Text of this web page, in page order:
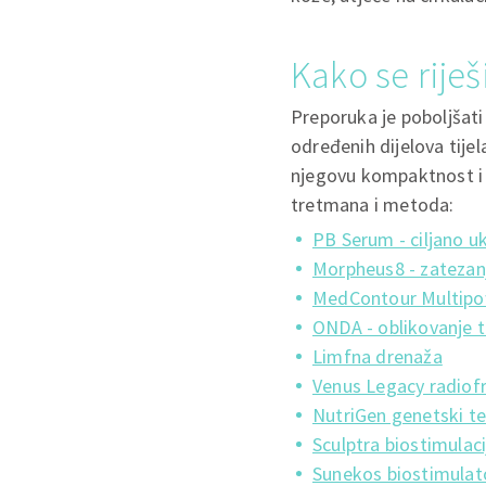
Kako se
Preporuka je
određenih dijelova
njegovu kompaktnost
tretmana i metoda:
PB Serum - ciljano
Morpheus8 -
MedContour
ONDA - oblikovanje
Limfna drenaža
Venus Legacy
NutriGen genetski
Sculptra
Sunekos